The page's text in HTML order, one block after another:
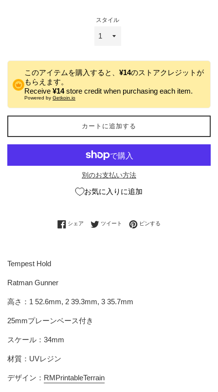
スタイル
このアイテムを購入すると、 ¥14のストアクレジットが
もらえます。
Receive ¥14store credit when purchasing each item.
Powered by Getkoin.io
カートに追加する
別のお支払い方法
お気に入りに追加
シェア Facebookでシェアする
ツイート Twitterに投稿する
ピンする
Tempest Hold
Ratman Gunner
高さ：1 52.6mm, 2 39.3mm, 3 35.7mm
25mmプレーンベース付き
スケール：34mm
材質：UVレジン
デザイン： RMPrintableTerrain